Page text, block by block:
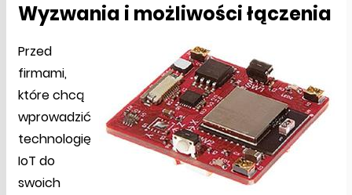
Wyzwania i możliwości łączenia
Przed
firmami,
które chcą
wprowadzić
technologię
IoT do
swoich